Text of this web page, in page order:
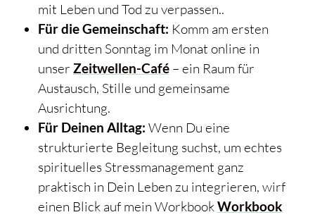
mit Leben und Tod zu verpassen..
Für die Gemeinschaft: Komm am ersten
und dritten Sonntag im Monat online in
unser Zeitwellen-Café– ein Raum für
Austausch, Stille und gemeinsame
Ausrichtung.
Für Deinen Alltag: Wenn Du eine
strukturierte Begleitung suchst, um echtes
spirituelles Stressmanagement ganz
praktisch in Dein Leben zu integrieren, wirf
einen Blick auf mein WorkbookWorkbook